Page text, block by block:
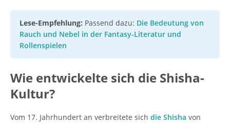
Lese-Empfehlung: Passend dazu: Die Bedeutung von
Rauch und Nebel in der Fantasy-Literatur und
Rollenspielen
Wie entwickelte sich die Shisha-
Kultur?
Vom 17. Jahrhundert an verbreitete sich die Shisha von